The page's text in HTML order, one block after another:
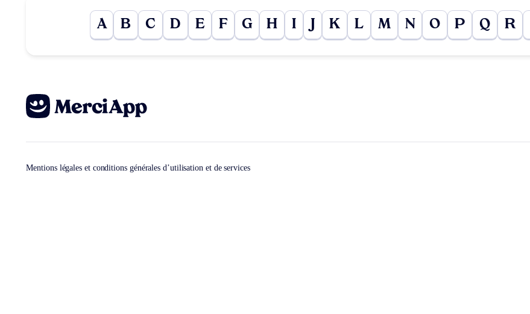
A B C D E F G H I K L M N O P Q R
Mentions légales et conditions générales d’utilisation et de services